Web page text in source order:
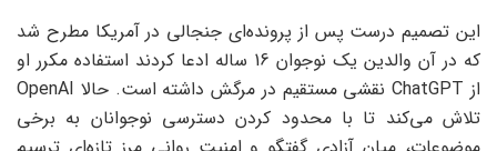
این تصمیم درست پس از پرونده‌ای جنجالی در آمریکا مطرح شد
که در آن والدین یک نوجوان 16 ساله ادعا کردند استفاده مکرر او
از ChatGPT نقشی مستقیم در مرگش داشته است. حالا OpenAI
تلاش می‌کند تا با محدود کردن دسترسی نوجوانان به برخی